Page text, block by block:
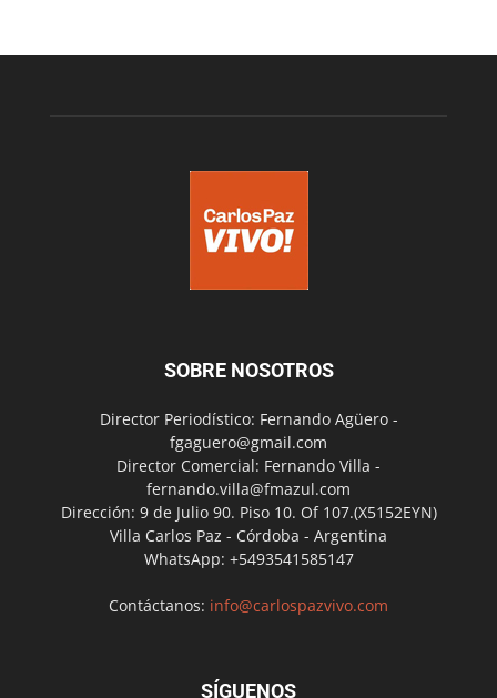
SOBRE NOSOTROS
Director Periodístico: Fernando Agüero -
fgaguero@gmail.com
Director Comercial: Fernando Villa -
fernando.villa@fmazul.com
Dirección: 9 de Julio 90. Piso 10. Of 107.(X5152EYN)
Villa Carlos Paz - Córdoba - Argentina
WhatsApp: +5493541585147
Contáctanos: info@carlospazvivo.com
SÍGUENOS